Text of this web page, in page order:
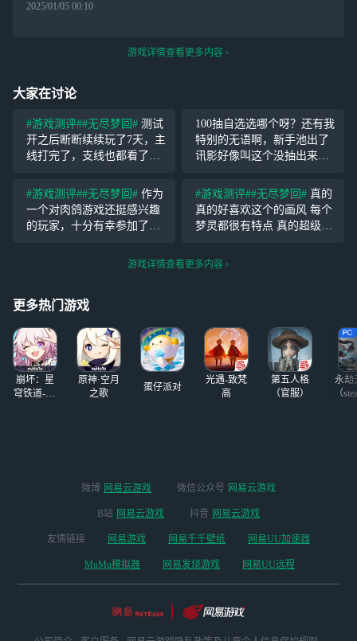
2025/01/05 00:10
游戏详情查看更多内容
大家在讨论
#游戏测评##无尽梦回# 测试
开之后断断续续玩了7天，主
线打完了，支线也都看了，
没有主线认真。 作为一个玩
啥游戏都会了解剧情的玩
家，看剧情是必须的。看完
100抽自选选哪个呀？还有我
特别的无语啊，新手池出了
讯影好像叫这个没抽出来之
它。。。
#游戏测评##无尽梦回# 作为
一个对肉鸽游戏还挺感兴趣
的玩家，十分有幸参加了最
潜力的，鼓励鼓励，浅浅讨
开始知晓这游戏就觉得很梦
#游戏测评##无尽梦回# 真的
真的好喜欢这个的画风 每个
梦灵都很有特点 真的超级喜
错 但是希望可以改改索敌机
游戏详情查看更多内容
更多热门游戏
崩坏：星
穹铁道-4.4
原神·空月
之歌
蛋仔派对
光遇-致梵
高
第五人格
（官服）
永劫
（
微博 网易云游戏 微信公众号 网易云游戏
B站 网易云游戏 抖音 网易云游戏
友情链接 网易游戏 网易千千壁纸 网易UU加速器
MuMu模拟器 网易发烧游戏 网易UU远程